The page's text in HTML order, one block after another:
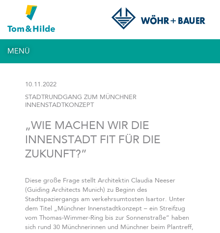
MENÜ
10.11.2022
STADTRUNDGANG ZUM MÜNCHNER
INNENSTADTKONZEPT
„WIE MACHEN WIR DIE
INNENSTADT FIT FÜR DIE
ZUKUNFT?”
Diese große Frage stellt Architektin Claudia Neeser
(Guiding Architects Munich) zu Beginn des
Stadtspaziergangs am verkehrsumtosten Isartor. Unter
dem Titel „Münchner Innenstadtkonzept – ein Streifzug
vom Thomas-Wimmer-Ring bis zur Sonnenstraße” haben
sich rund 30 Münchnerinnen und Münchner beim Plantreff,